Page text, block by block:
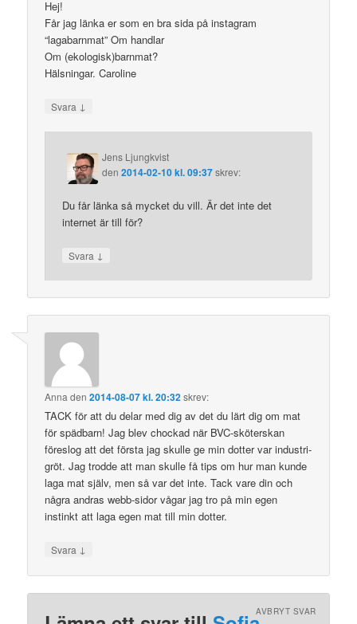
Hej!
Får jag länka er som en bra sida på instagram
“lagabarnmat” Om handlar
Om (ekologisk)barnmat?
Hälsningar. Caroline
Svara ↓
Jens Ljungkvist
den2014-02-10 kl. 09:37skrev:
Du får länka så mycket du vill. Är det inte det
internet är till för?
Svara ↓
Anna den2014-08-07 kl. 20:32skrev:
TACK för att du delar med dig av det du lärt dig om mat
för spädbarn! Jag blev chockad när BVC-sköterskan
föreslog att det första jag skulle ge min dotter var industri-
gröt. Jag trodde att man skulle få tips om hur man kunde
laga mat själv, men så var det inte. Tack vare din och
några andras webb-sidor vågar jag tro på min egen
instinkt att laga egen mat till min dotter.
Svara ↓
AVBRYT SVAR